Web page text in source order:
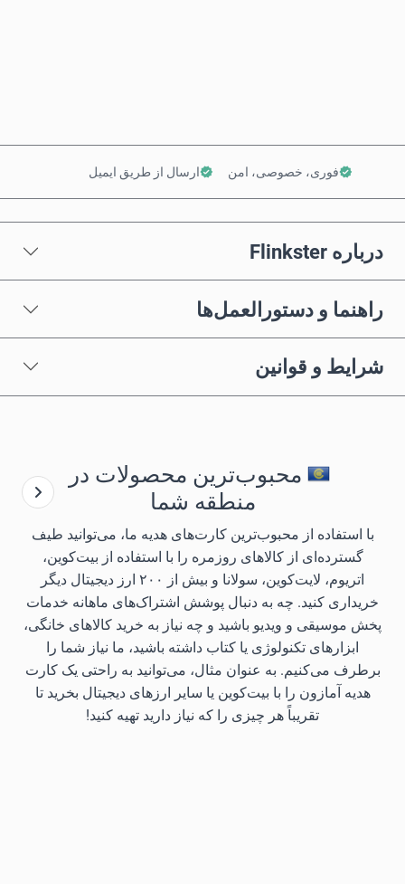
فوری، خصوصی، امن ارسال از طریق ایمیل
درباره Flinkster
راهنما و دستورالعمل‌ها
شرایط و قوانین
محبوب‌ترین محصولات در
منطقه شما
با استفاده از محبوب‌ترین کارت‌های هدیه ما، می‌توانید طیف
گسترده‌ای از کالاهای روزمره را با استفاده از بیت‌کوین،
اتریوم، لایت‌کوین، سولانا و بیش از ۲۰۰ ارز دیجیتال دیگر
خریداری کنید. چه به دنبال پوشش اشتراک‌های ماهانه خدمات
پخش موسیقی و ویدیو باشید و چه نیاز به خرید کالاهای خانگی،
ابزارهای تکنولوژی یا کتاب داشته باشید، ما نیاز شما را
برطرف می‌کنیم. به عنوان مثال، می‌توانید به راحتی یک کارت
هدیه آمازون را با بیت‌کوین یا سایر ارزهای دیجیتال بخرید تا
تقریباً هر چیزی را که نیاز دارید تهیه کنید!